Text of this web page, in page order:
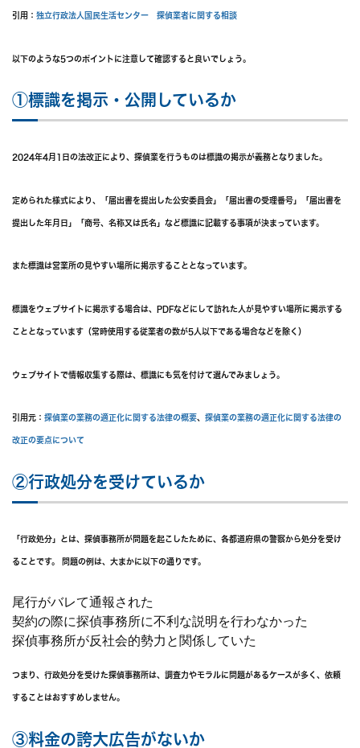
引用： 独立行政法人国民生活センター 探偵業者に関する相談
以下のような5つのポイントに注意して確認すると良いでしょう。
①標識を掲示・公開しているか
2024年4月1日の法改正により、探偵業を行うものは標識の掲示が義務となりました。
定められた様式により、「届出書を提出した公安委員会」「届出書の受理番号」「届出書を
提出した年月日」「商号、名称又は氏名」など標識に記載する事項が決まっています。
また標識は営業所の見やすい場所に掲示することとなっています。
標識をウェブサイトに掲示する場合は、PDFなどにして訪れた人が見やすい場所に掲示する
こととなっています（常時使用する従業者の数が5人以下である場合などを除く）
ウェブサイトで情報収集する際は、標識にも気を付けて選んでみましょう。
引用元： 探偵業の業務の適正化に関する法律の概要、 探偵業の業務の適正化に関する法律の
改正の要点について
②行政処分を受けているか
「行政処分」とは、探偵事務所が問題を起こしたために、各都道府県の警察から処分を受け
ることです。 問題の例は、大まかに以下の通りです。
尾行がバレて通報された
契約の際に探偵事務所に不利な説明を行わなかった
探偵事務所が反社会的勢力と関係していた
つまり、行政処分を受けた探偵事務所は、調査力やモラルに問題があるケースが多く、依頼
することはおすすめしません。
③料金の誇大広告がないか